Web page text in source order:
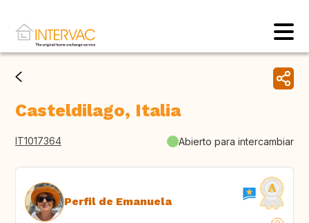
Casteldilago, Italia
IT1017364 Abierto para intercambiar
Perfil de Emanuela